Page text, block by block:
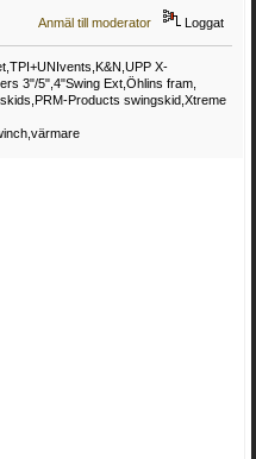
Anmäl till moderator Loggat
X-
3"/5",4"Swing Ext,Öhlins fram,
Products swingskid,Xtreme